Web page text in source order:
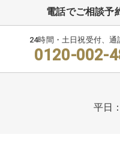
電話でご相談予
24時間・土日祝受付、通
0120-002-
平日